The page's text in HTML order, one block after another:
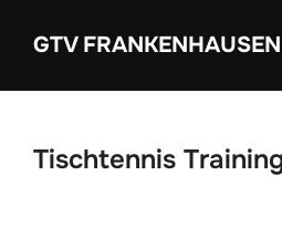
InhaltGTV FRANKENHAUSEN
Tischtennis